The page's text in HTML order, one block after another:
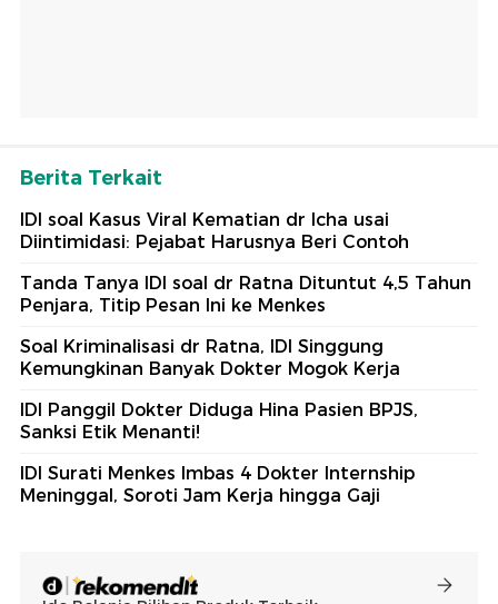
Berita Terkait
IDI soal Kasus Viral Kematian dr Icha usai
Diintimidasi: Pejabat Harusnya Beri Contoh
Tanda Tanya IDI soal dr Ratna Dituntut 4,5 Tahun
Penjara, Titip Pesan Ini ke Menkes
Soal Kriminalisasi dr Ratna, IDI Singgung
Kemungkinan Banyak Dokter Mogok Kerja
IDI Panggil Dokter Diduga Hina Pasien BPJS,
Sanksi Etik Menanti!
IDI Surati Menkes Imbas 4 Dokter Internship
Meninggal, Soroti Jam Kerja hingga Gaji